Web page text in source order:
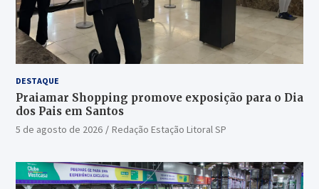
DESTAQUE
Praiamar Shopping promove exposição para o Dia
dos Pais em Santos
5 de agosto de 2026 Redação Estação Litoral SP